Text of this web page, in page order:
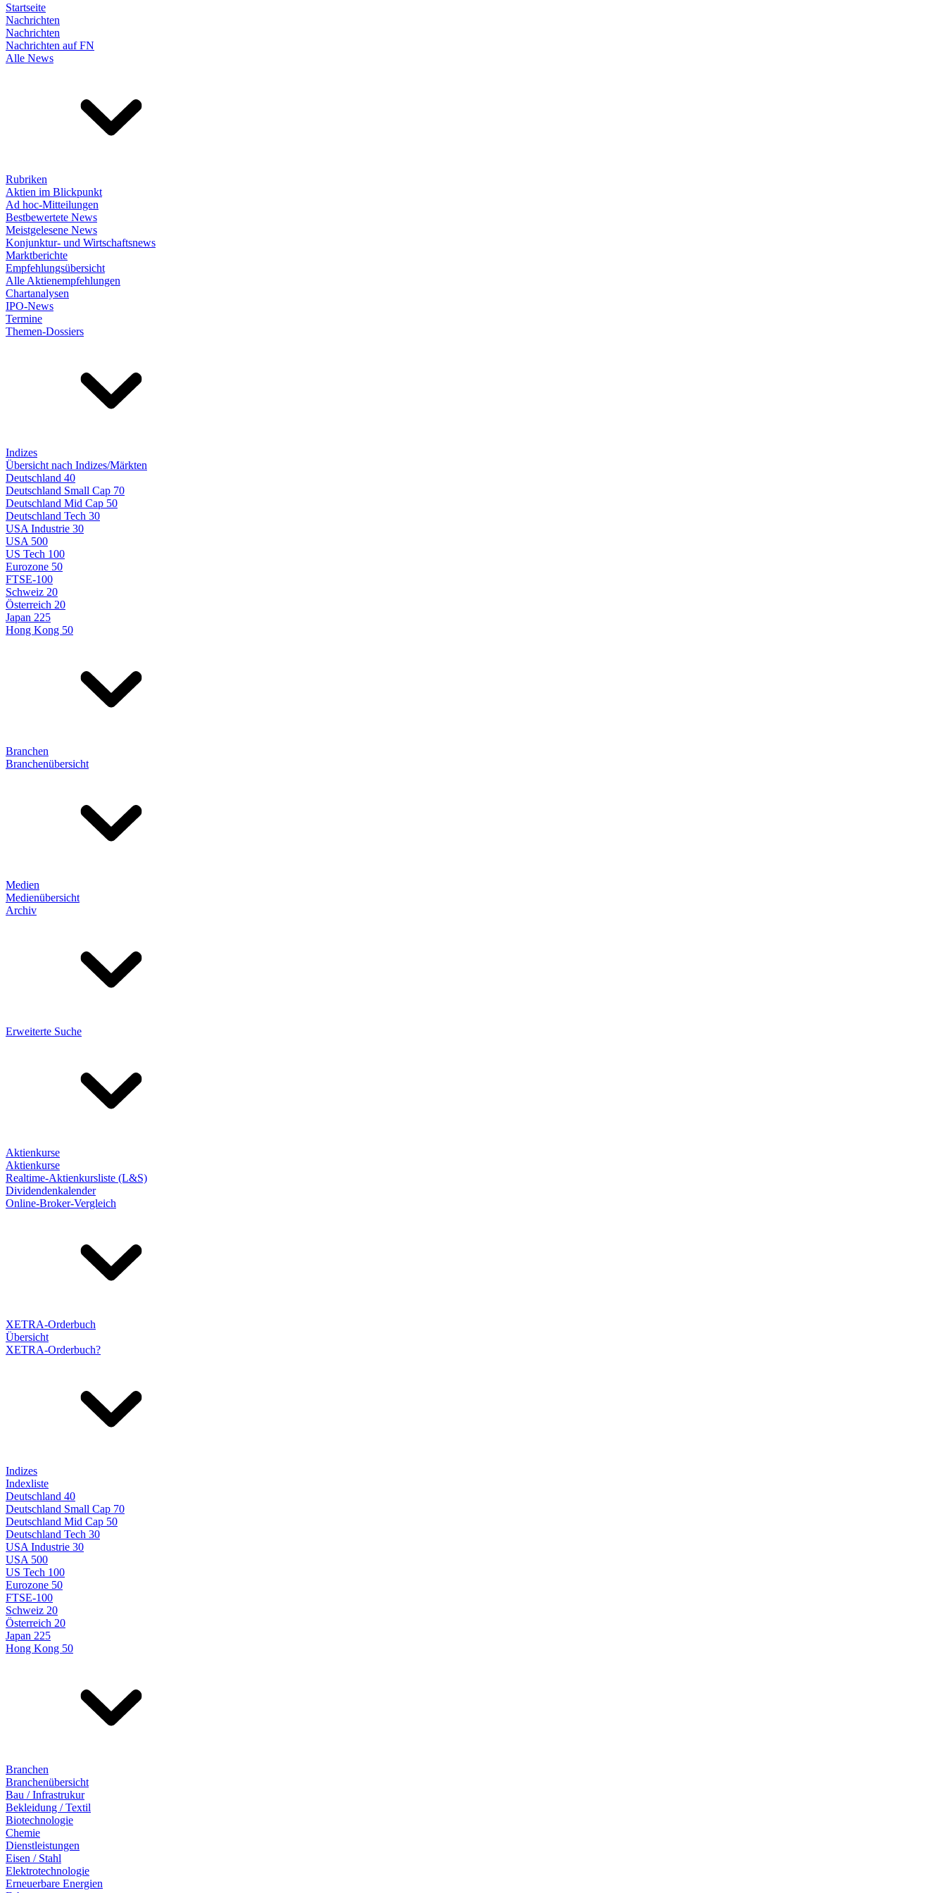
Startseite
Nachrichten
Nachrichten
Nachrichten auf FN
Alle News
Rubriken
Aktien im Blickpunkt
Ad hoc-Mitteilungen
Bestbewertete News
Meistgelesene News
Konjunktur- und Wirtschaftsnews
Marktberichte
Empfehlungsübersicht
Alle Aktienempfehlungen
Chartanalysen
IPO-News
Termine
Themen-Dossiers
Indizes
Übersicht nach Indizes/Märkten
Deutschland 40
Deutschland Small Cap 70
Deutschland Mid Cap 50
Deutschland Tech 30
USA Industrie 30
USA 500
US Tech 100
Eurozone 50
FTSE-100
Schweiz 20
Österreich 20
Japan 225
Hong Kong 50
Branchen
Branchenübersicht
Medien
Medienübersicht
Archiv
Erweiterte Suche
Aktienkurse
Aktienkurse
Realtime-Aktienkursliste (L&S)
Dividendenkalender
Online-Broker-Vergleich
XETRA-Orderbuch
Übersicht
XETRA-Orderbuch?
Indizes
Indexliste
Deutschland 40
Deutschland Small Cap 70
Deutschland Mid Cap 50
Deutschland Tech 30
USA Industrie 30
USA 500
US Tech 100
Eurozone 50
FTSE-100
Schweiz 20
Österreich 20
Japan 225
Hong Kong 50
Branchen
Branchenübersicht
Bau / Infrastrukur
Bekleidung / Textil
Biotechnologie
Chemie
Dienstleistungen
Eisen / Stahl
Elektrotechnologie
Erneuerbare Energien